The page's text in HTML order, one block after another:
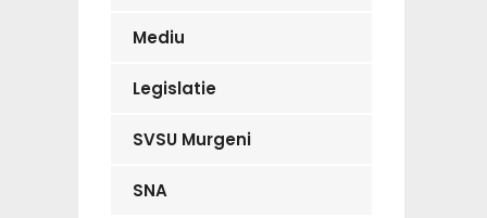
Mediu
Legislatie
SVSU Murgeni
SNA